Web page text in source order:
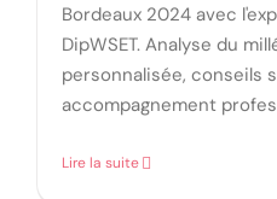
Bordeaux 2024 avec
DipWSET. Analyse du
personnalisée, conseils
accompagnement
Lire la suite